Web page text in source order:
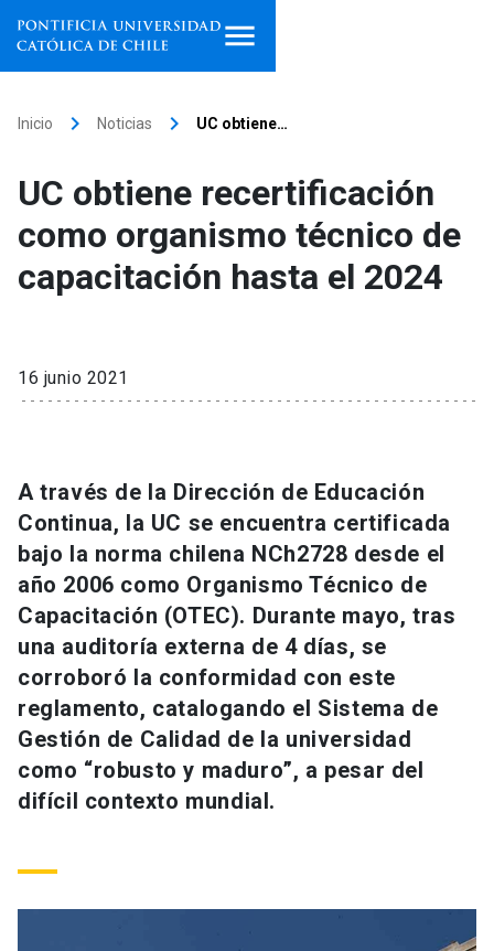
Facultades, escuelas e
institutos
Investigación
Extensión
Universidad
Información para keyboard_arrow_down
Futuros estudiantes
Estudiantes
Académicos
Personal
Go to english site launch
ACCESOS DIRECTOS
Admisión launch
Mi Cuenta UC launch
Mi Portal UC
Inicio keyboard_arrow_right Noticias keyboard_arrow_right UC obtiene…
UC obtiene recertificación
como organismo técnico de
capacitación hasta el 2024
16 junio 2021
A través de la Dirección de Educación
Continua, la UC se encuentra certificada
bajo la norma chilena NCh2728 desde el
año 2006 como Organismo Técnico de
Capacitación (OTEC). Durante mayo, tras
una auditoría externa de 4 días, se
corroboró la conformidad con este
reglamento, catalogando el Sistema de
Gestión de Calidad de la universidad
como “robusto y maduro”, a pesar del
difícil contexto mundial.